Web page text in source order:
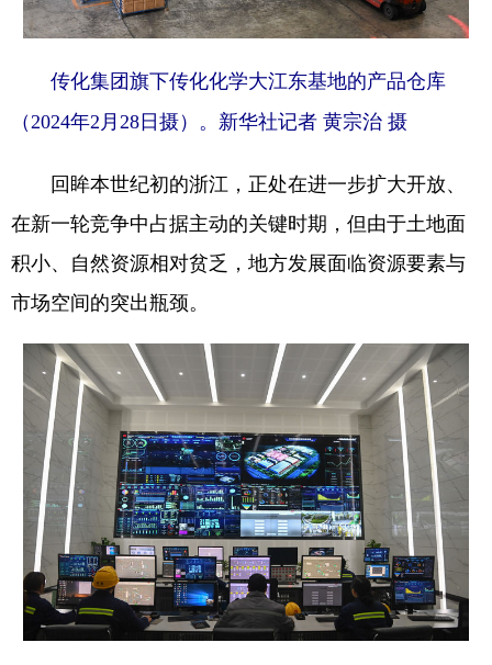
传化集团旗下传化化学大江东基地的产品仓库
（2024年2月28日摄）。新华社记者 黄宗治 摄
回眸本世纪初的浙江，正处在进一步扩大开放、
在新一轮竞争中占据主动的关键时期，但由于土地面
积小、自然资源相对贫乏，地方发展面临资源要素与
市场空间的突出瓶颈。